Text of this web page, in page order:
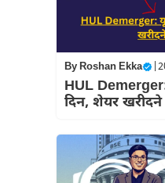
ByRoshan Ekka
HUL
दिन, शेयर खरीदने